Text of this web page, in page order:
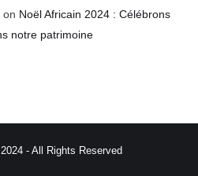
on Noël Africain 2024 : Célébrons
notre patrimoine
- All Rights Reserved